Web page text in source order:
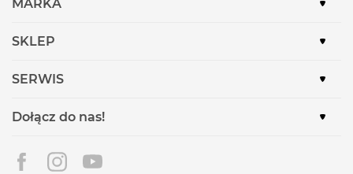
MARKA
SKLEP
SERWIS
Dołącz do nas!